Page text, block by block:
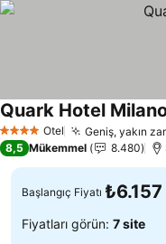
4 Yıldız Otel Geniş, yakın
Quark Hotel
8,5 Mükemmel 8.480
Başlangıç Fiyatı ₺6.157
Fiyatları görün: 7 site